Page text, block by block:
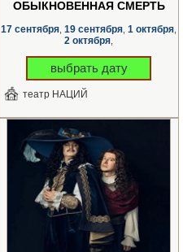
ОБЫКНОВЕННАЯ СМЕРТЬ
17 сентября 19 сентября 1 октября
2 октября
выбрать дату
театр НАЦИЙ